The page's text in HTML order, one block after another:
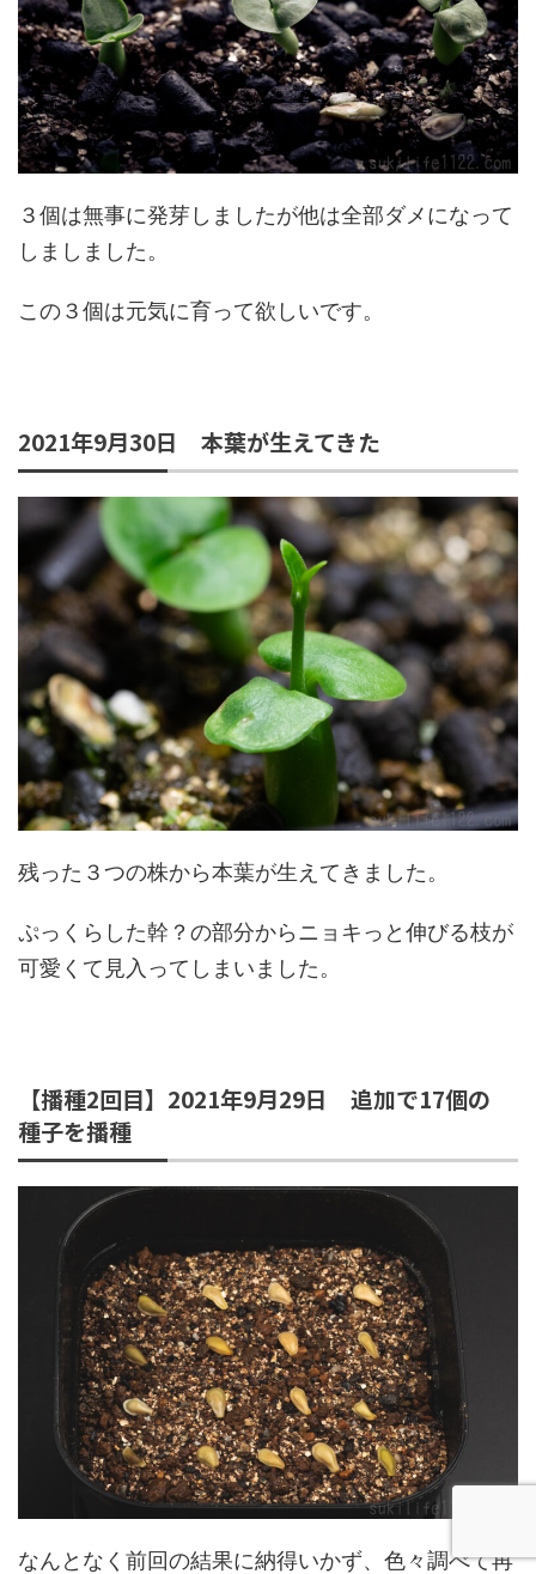
３個は無事に発芽しましたが他は全部ダメになって
しましました。
この３個は元気に育って欲しいです。
2021年9月30日 本葉が生えてきた
残った３つの株から本葉が生えてきました。
ぷっくらした幹？の部分からニョキっと伸びる枝が
可愛くて見入ってしまいました。
【播種2回目】2021年9月29日 追加で17個の
種子を播種
なんとなく前回の結果に納得いかず、色々調べて再